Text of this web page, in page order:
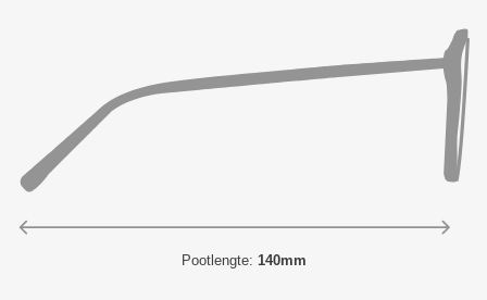
Pootlengte: 140mm